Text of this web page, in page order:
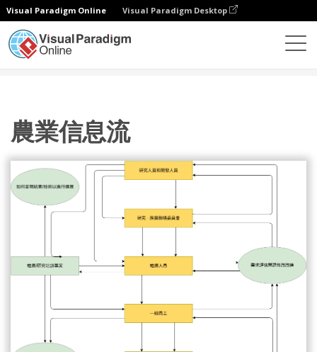
Visual Paradigm Online Visual Paradigm Desktop
農業信息流